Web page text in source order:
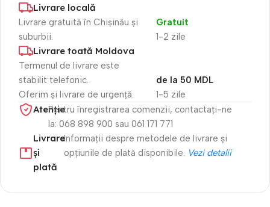
Livrare locală
Livrare gratuită în Chișinău și
suburbii.
1-2 zile
Gratuit
Livrare toată Moldova
Termenul de livrare este
stabilit telefonic.
Oferim și livrare de urgență.
1-5 zile
de la 50 MDL
Atenție​Pentru înregistrarea comenzii, contactați-ne
la: 068 898 900 sau 061 171 771
Livrare
și
plată
Informații despre metodele de livrare și
opțiunile de plată disponibile. Vezi detalii